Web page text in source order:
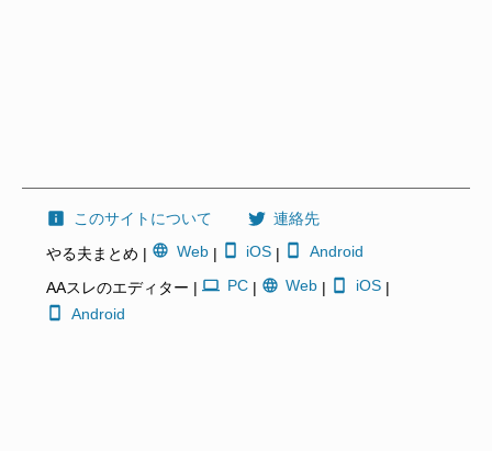
このサイトについて
連絡先
やる夫まとめ |
Web| iOS | Android
AAスレのエディター | PC| Web | iOS|
Android